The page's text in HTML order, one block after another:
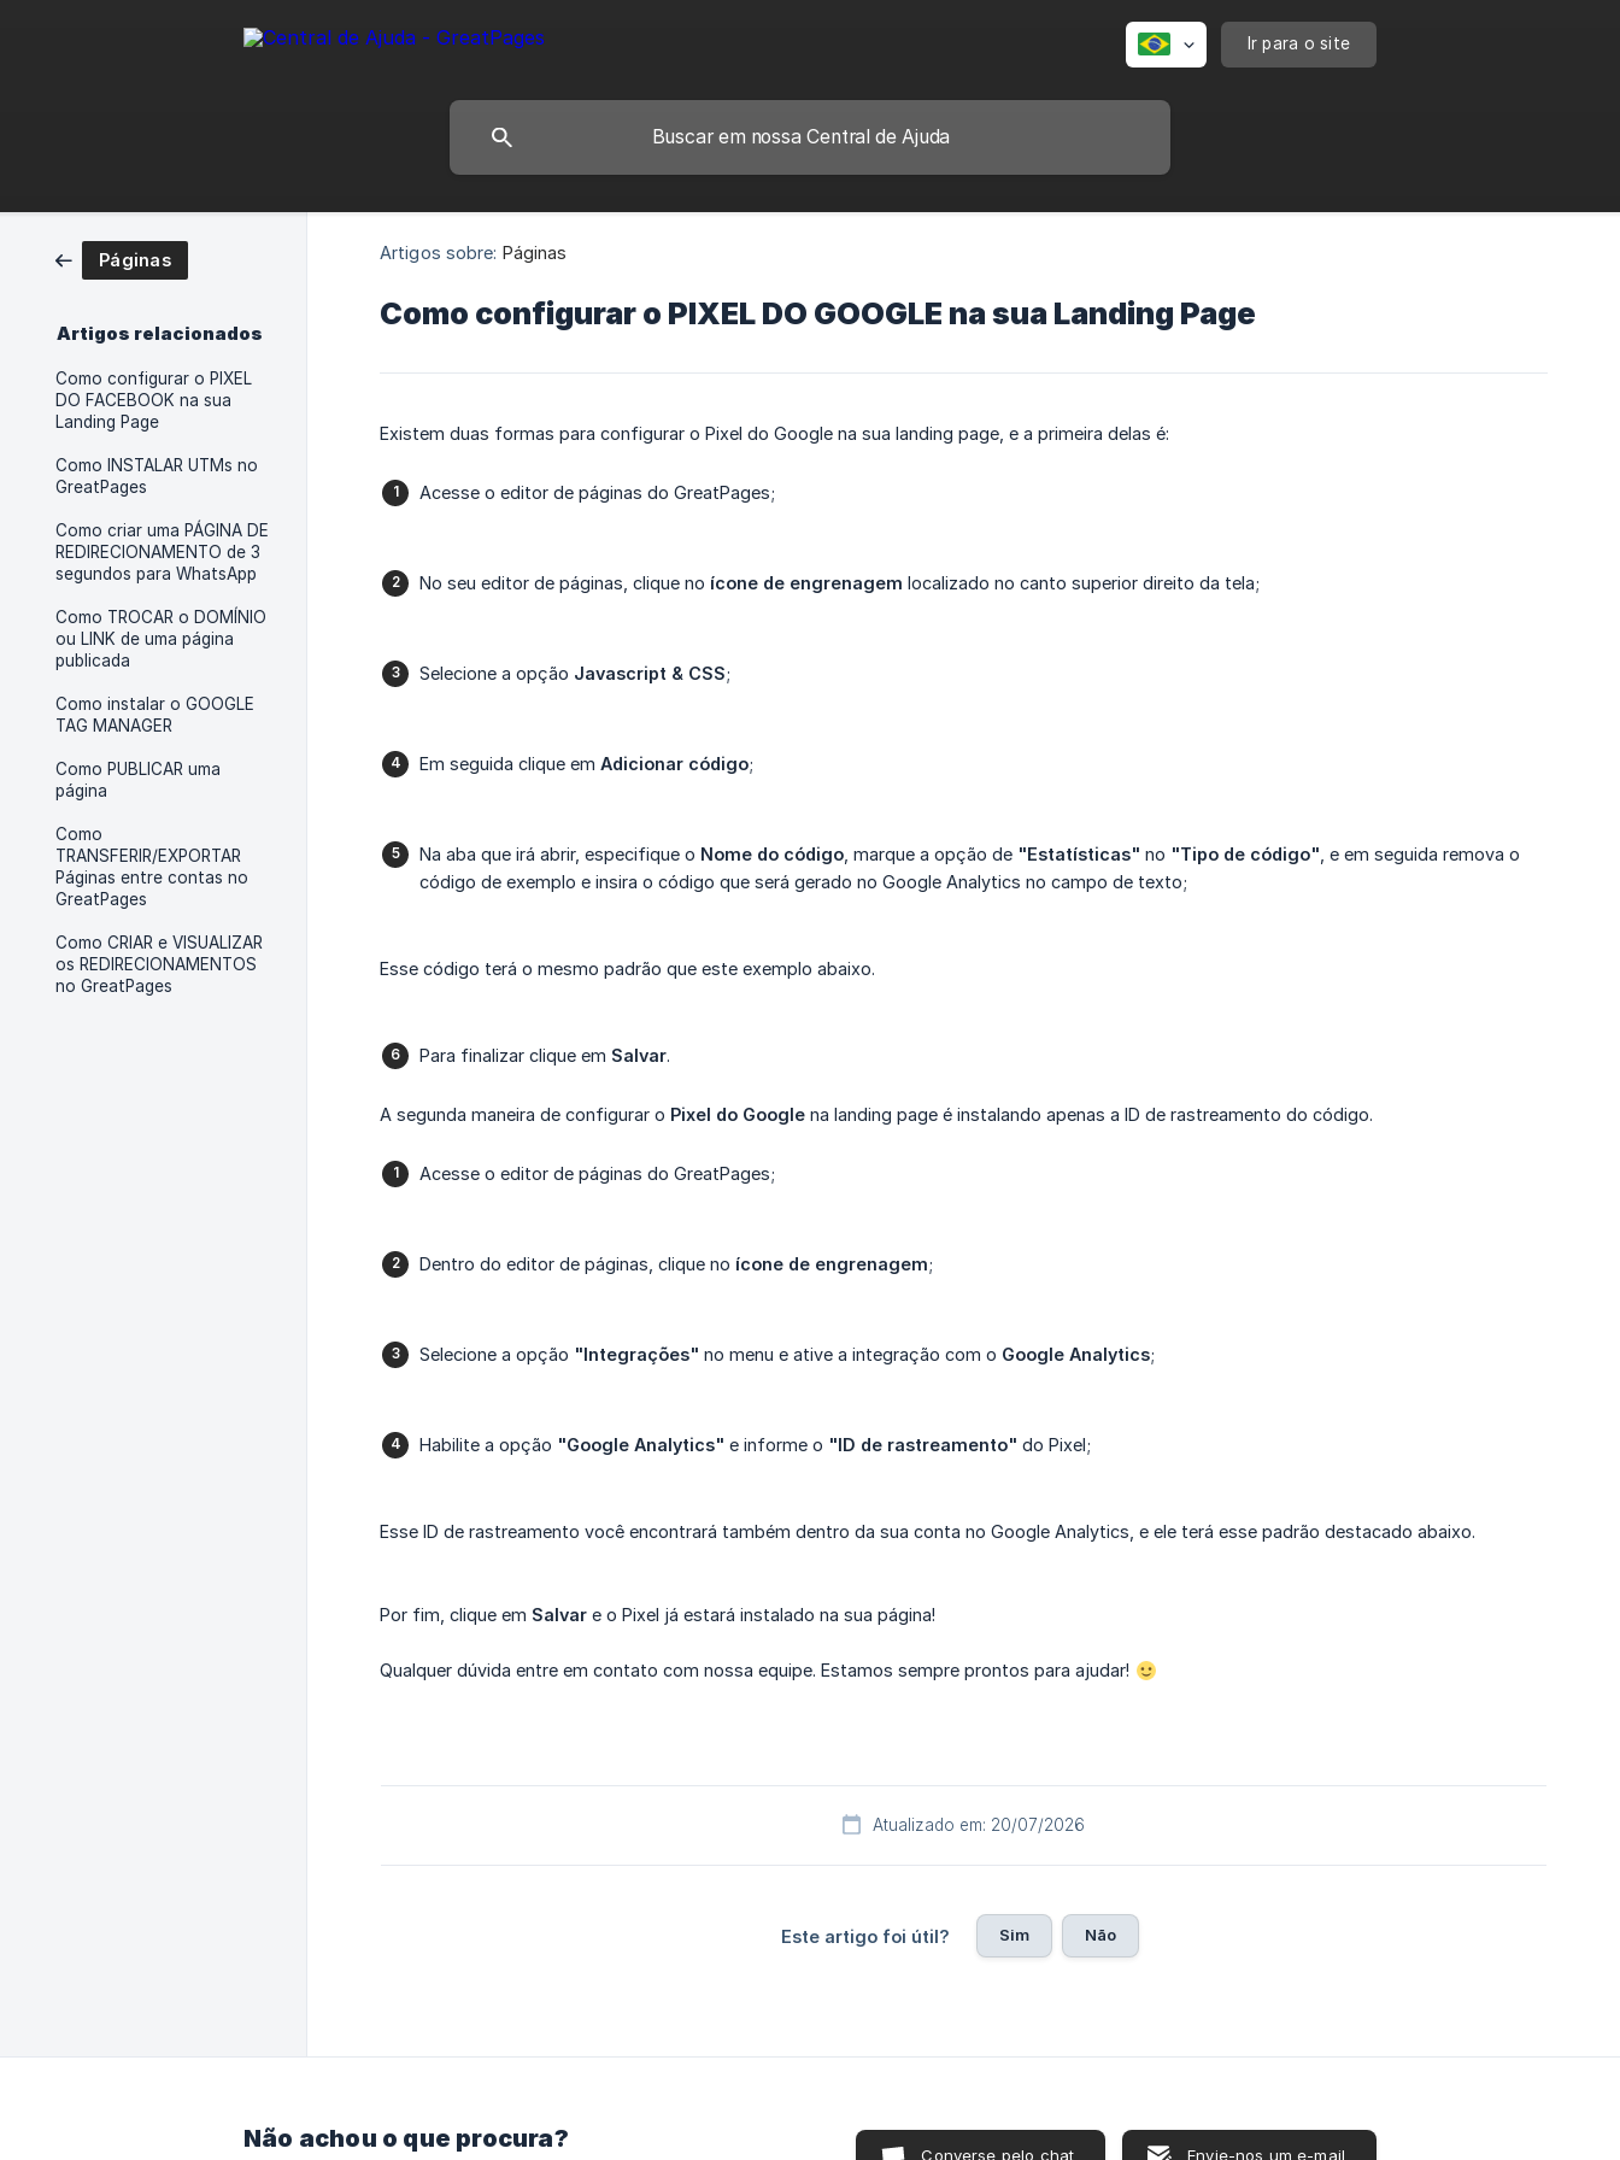
Ir para o site
Páginas
Artigos relacionados
Como configurar o PIXEL
DO FACEBOOK na sua
Landing Page
Como INSTALAR UTMs no
GreatPages
Como criar uma PÁGINA DE
REDIRECIONAMENTO de 3
segundos para WhatsApp
Como TROCAR o DOMÍNIO
ou LINK de uma página
publicada
Como instalar o GOOGLE
TAG MANAGER
Como PUBLICAR uma
página
Como
TRANSFERIR/EXPORTAR
Páginas entre contas no
GreatPages
Como CRIAR e VISUALIZAR
os REDIRECIONAMENTOS
no GreatPages
Artigos sobre: Páginas
Como configurar o PIXEL DO GOOGLE na sua Landing Page
Existem duas formas para configurar o Pixel do Google na sua landing page, e a primeira delas é:
Acesse o editor de páginas do GreatPages;
No seu editor de páginas, clique no ícone de engrenagem localizado no canto superior direito da tela;
Selecione a opção Javascript & CSS;
Em seguida clique em Adicionar código;
Na aba que irá abrir, especifique o Nome do código , marque a opção de "Estatísticas" no "Tipo de código" , e em seguida remova o
código de exemplo e insira o código que será gerado no Google Analytics no campo de texto;
Esse código terá o mesmo padrão que este exemplo abaixo.
Para finalizar clique em Salvar.
A segunda maneira de configurar o Pixel do Google na landing page é instalando apenas a ID de rastreamento do código.
Acesse o editor de páginas do GreatPages;
Dentro do editor de páginas, clique no ícone de engrenagem;
Selecione a opção "Integrações" no menu e ative a integração com o Google Analytics;
Habilite a opção "Google Analytics" e informe o "ID de rastreamento" do Pixel;
Esse ID de rastreamento você encontrará também dentro da sua conta no Google Analytics, e ele terá esse padrão destacado abaixo.
Por fim, clique em Salvar e o Pixel já estará instalado na sua página!
Qualquer dúvida entre em contato com nossa equipe. Estamos sempre prontos para ajudar!
Atualizado em: 20/07/2026
Este artigo foi útil? Sim Não
Não achou o que procura?
Converse pelo chat Envie-nos um e-mail